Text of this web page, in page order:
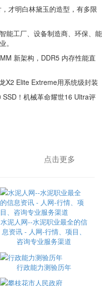
才明白林黛玉的造型，有多限
工厂、设备制造商、环保、能
。
新架构，DDR5 内存性能直
Elite Extreme用系统级封装
！机械革命耀世16 Ultra评
点击更多
水泥人网--水泥职业最全的信
息资讯 - 人网-行情、项目、
咨询专业服务渠道
行政能力测验历年